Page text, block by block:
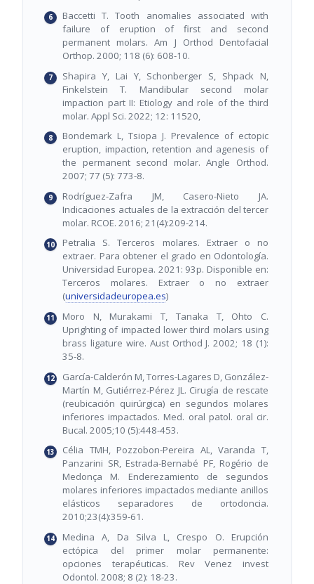
Baccetti T. Tooth anomalies associated with
failure of eruption of first and second
permanent molars. Am J Orthod Dentofacial
Orthop. 2000; 118 (6): 608-10.
Shapira Y, Lai Y, Schonberger S, Shpack N,
Finkelstein T. Mandibular second molar
impaction part II: Etiology and role of the third
molar. Appl Sci. 2022; 12: 11520,
Bondemark L, Tsiopa J. Prevalence of ectopic
eruption, impaction, retention and agenesis of
the permanent second molar. Angle Orthod.
2007; 77 (5): 773-8.
Rodríguez-Zafra JM, Casero-Nieto JA.
Indicaciones actuales de la extracción del tercer
molar. RCOE. 2016; 21(4):209-214.
Petralia S. Terceros molares. Extraer o no
extraer. Para obtener el grado en Odontología.
Universidad Europea. 2021: 93p. Disponible en:
Terceros molares. Extraer o no extraer
(universidadeuropea.es)
Moro N, Murakami T, Tanaka T, Ohto C.
Uprighting of impacted lower third molars using
brass ligature wire. Aust Orthod J. 2002; 18 (1):
35-8.
García-Calderón M, Torres-Lagares D, González-
Martín M, Gutiérrez-Pérez JL. Cirugía de rescate
(reubicación quirúrgica) en segundos molares
inferiores impactados. Med. oral patol. oral cir.
Bucal. 2005;10 (5):448-453.
Célia TMH, Pozzobon-Pereira AL, Varanda T,
Panzarini SR, Estrada-Bernabé PF, Rogério de
Medonça M. Enderezamiento de segundos
molares inferiores impactados mediante anillos
elásticos separadores de ortodoncia.
2010;23(4):359-61.
Medina A, Da Silva L, Crespo O. Erupción
ectópica del primer molar permanente:
opciones terapéuticas. Rev Venez invest
Odontol. 2008; 8 (2): 18-23.